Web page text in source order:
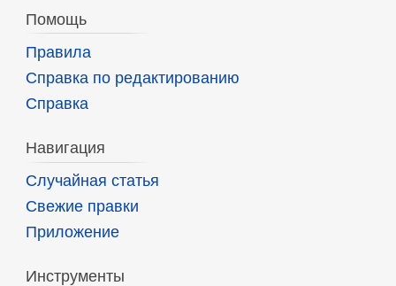
Помощь
Правила
Справка по редактированию
Справка
Навигация
Случайная статья
Свежие правки
Приложение
Инструменты